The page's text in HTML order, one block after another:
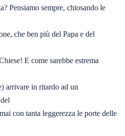
Pensiamo sempre, chiosando le
che ben più del Papa e del
E come sarebbe estrema
arrivare in ritardo ad un
con tanta leggerezza le porte delle